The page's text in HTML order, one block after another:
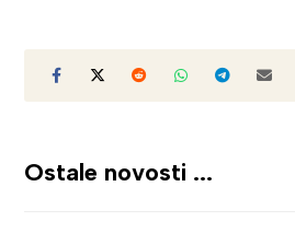
Ostale novosti ...